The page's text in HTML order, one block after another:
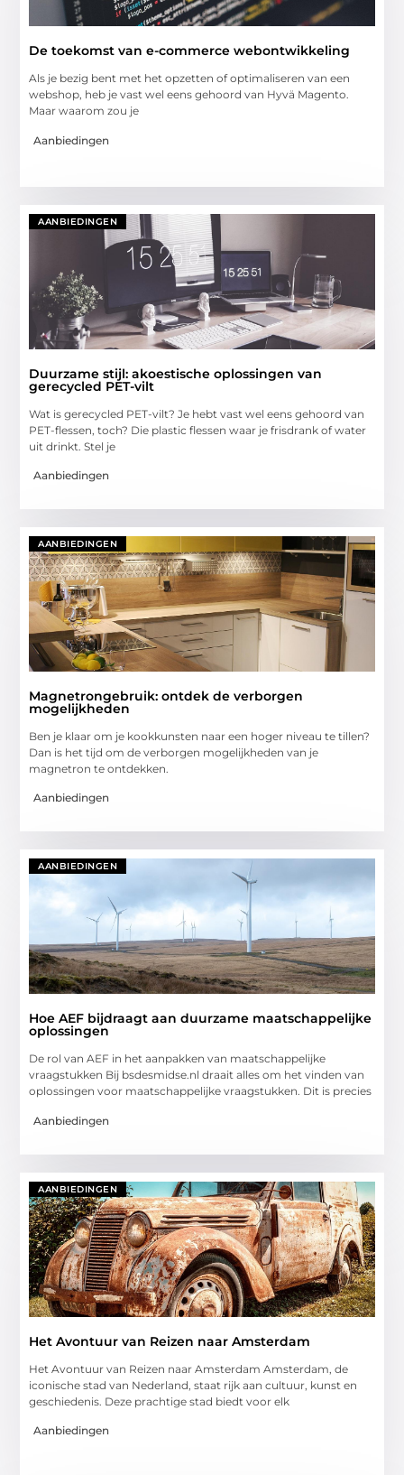
De toekomst van e-commerce webontwikkeling
Als je bezig bent met het opzetten of optimaliseren van een
webshop, heb je vast wel eens gehoord van Hyvä Magento.
Maar waarom zou je
Aanbiedingen
AANBIEDINGEN
Duurzame stijl: akoestische oplossingen van
gerecycled PET-vilt
Wat is gerecycled PET-vilt? Je hebt vast wel eens gehoord van
PET-flessen, toch? Die plastic flessen waar je frisdrank of water
uit drinkt. Stel je
Aanbiedingen
AANBIEDINGEN
Magnetrongebruik: ontdek de verborgen
mogelijkheden
Ben je klaar om je kookkunsten naar een hoger niveau te tillen?
Dan is het tijd om de verborgen mogelijkheden van je
magnetron te ontdekken.
Aanbiedingen
AANBIEDINGEN
Hoe AEF bijdraagt aan duurzame maatschappelijke
oplossingen
De rol van AEF in het aanpakken van maatschappelijke
vraagstukken Bij bsdesmidse.nl draait alles om het vinden van
oplossingen voor maatschappelijke vraagstukken. Dit is precies
Aanbiedingen
AANBIEDINGEN
Het Avontuur van Reizen naar Amsterdam
Het Avontuur van Reizen naar Amsterdam Amsterdam, de
iconische stad van Nederland, staat rijk aan cultuur, kunst en
geschiedenis. Deze prachtige stad biedt voor elk
Aanbiedingen